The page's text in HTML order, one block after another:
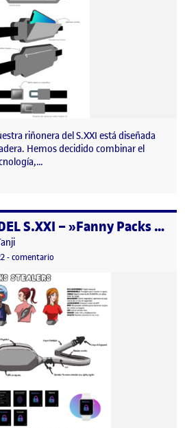
riñonera del S.XXI está diseñada
Hemos decidido combinar el
RIÑONERA DEL S.XXI – »Fanny Packs Stealers»
-comentario